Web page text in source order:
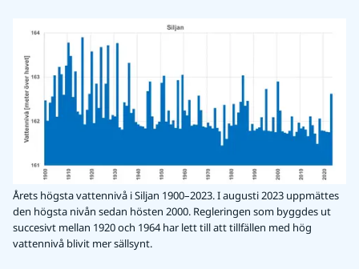
Årets högsta vattennivå i Siljan 1900–2023. I augusti 2023 uppmättes
den högsta nivån sedan hösten 2000. Regleringen som byggdes ut
succesivt mellan 1920 och 1964 har lett till att tillfällen med hög
vattennivå blivit mer sällsynt.